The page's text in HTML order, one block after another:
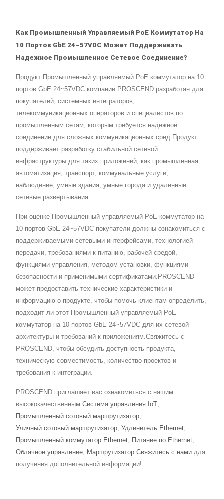
Как Промышленный Управляемый PoE Коммутатор На
10 Портов GbE 24~57VDC Может Поддерживать
Надежное Промышленное Сетевое Соединение?
Продукт Промышленный управляемый PoE коммутатор на 10
портов GbE 24~57VDC компании PROSCEND разработан для
покупателей, системных интеграторов,
телекоммуникационных операторов и специалистов по
промышленным сетям, которым требуется надежное
соединение для сложных коммуникационных сред.Продукт
поддерживает разработку стабильной сетевой
инфраструктуры для таких приложений, как промышленная
автоматизация, транспорт, коммунальные услуги,
наблюдение, умные здания, умные города и удаленные
сетевые развертывания.
При оценке Промышленный управляемый PoE коммутатор на
10 портов GbE 24~57VDC покупатели должны ознакомиться с
поддерживаемыми сетевыми интерфейсами, технологией
передачи, требованиями к питанию, рабочей средой,
функциями управления, методом установки, функциями
безопасности и применимыми сертификатами.PROSCEND
может предоставить технические характеристики и
информацию о продукте, чтобы помочь клиентам определить,
подходит ли этот Промышленный управляемый PoE
коммутатор на 10 портов GbE 24~57VDC для их сетевой
архитектуры и требований к приложениям.Свяжитесь с
PROSCEND, чтобы обсудить доступность продукта,
техническую совместимость, количество проектов и
требования к интеграции.
PROSCEND приглашает вас ознакомиться с нашим
высококачественным Система управления IoT,
Промышленный сотовый маршрутизатор,
Уличный сотовый маршрутизатор, Удлинитель Ethernet,
Промышленный коммутатор Ethernet, Питание по Ethernet,
Облачное управление, Маршрутизатор.Свяжитесь с нами для
получения дополнительной информации!